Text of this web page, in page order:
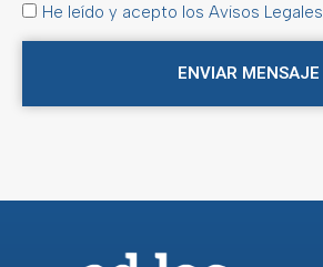
He leído y acepto los Avisos Legales
ENVIAR MENSAJE